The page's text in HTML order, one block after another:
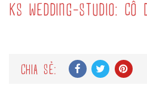
KS WEDDING-STUDIO: CÔ
CHIA SẺ: